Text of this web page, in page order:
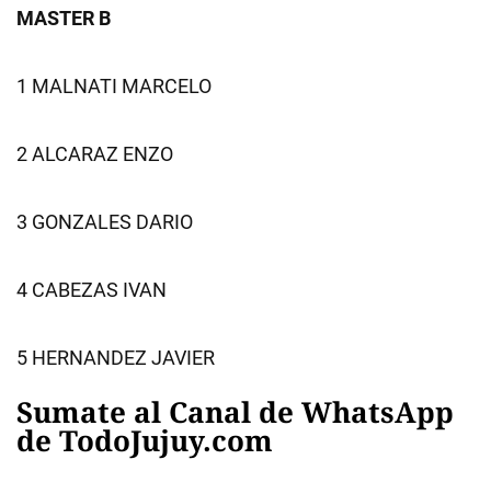
MASTER B
1 MALNATI MARCELO
2 ALCARAZ ENZO
3 GONZALES DARIO
4 CABEZAS IVAN
5 HERNANDEZ JAVIER
Sumate al Canal de WhatsApp
de TodoJujuy.com